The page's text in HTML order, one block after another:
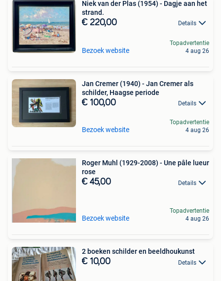
Niek van der Plas (1954) - Dagje aan het
strand.
€ 220,00 Details
Bezoek website
Topadvertentie
4 aug 26
Jan Cremer (1940) - Jan Cremer als
schilder, Haagse periode
€ 100,00 Details
Bezoek website
Topadvertentie
4 aug 26
Roger Muhl (1929-2008) - Une pâle lueur
rose
€ 45,00 Details
Bezoek website
Topadvertentie
4 aug 26
2 boeken schilder en beeldhoukunst
€ 10,00 Details